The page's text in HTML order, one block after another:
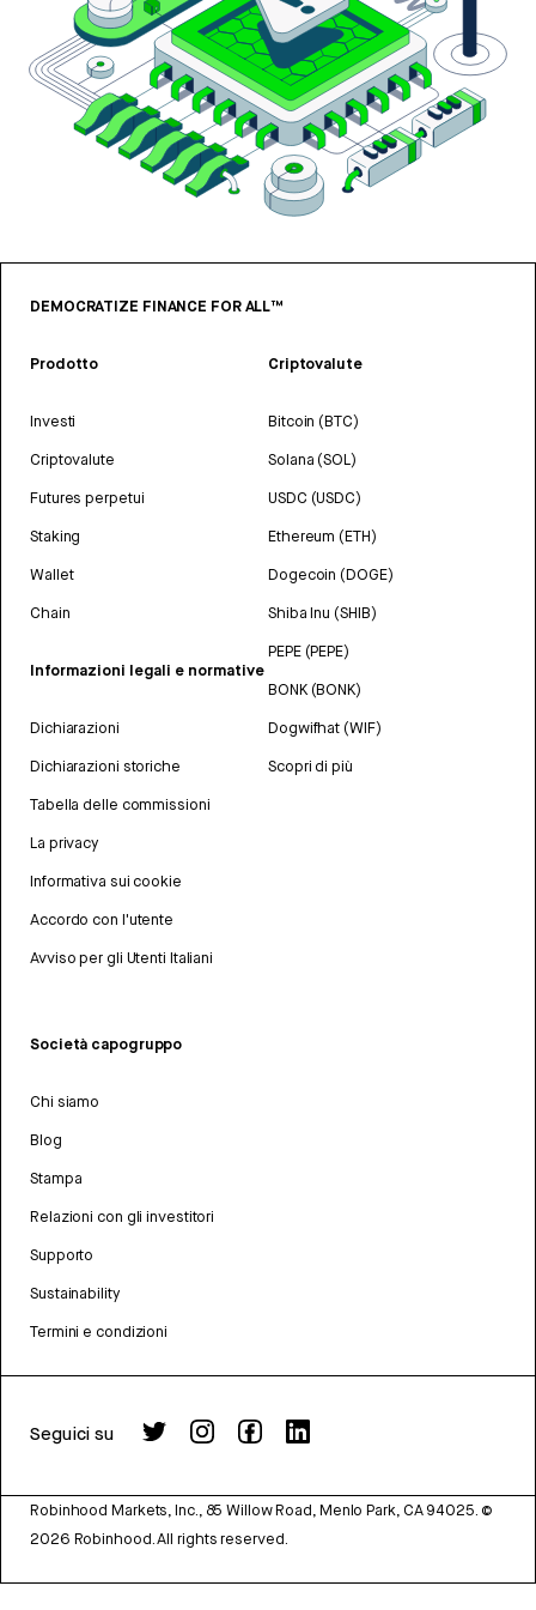
DEMOCRATIZE FINANCE FOR ALL™
Prodotto
Investi
Criptovalute
Futures perpetui
Staking
Wallet
Chain
Informazioni legali e normative
Dichiarazioni
Dichiarazioni storiche
Tabella delle commissioni
La privacy
Informativa sui cookie
Accordo con l'utente
Avviso per gli Utenti Italiani
Criptovalute
Bitcoin (BTC)
Solana (SOL)
USDC (USDC)
Ethereum (ETH)
Dogecoin (DOGE)
Shiba Inu (SHIB)
PEPE (PEPE)
BONK (BONK)
Dogwifhat (WIF)
Scopri di più
Società capogruppo
Chi siamo
Blog
Stampa
Relazioni con gli investitori
Supporto
Sustainability
Termini e condizioni
Seguici su
Robinhood Markets, Inc., 85 Willow Road, Menlo Park, CA 94025. ©
2026 Robinhood. All rights reserved.